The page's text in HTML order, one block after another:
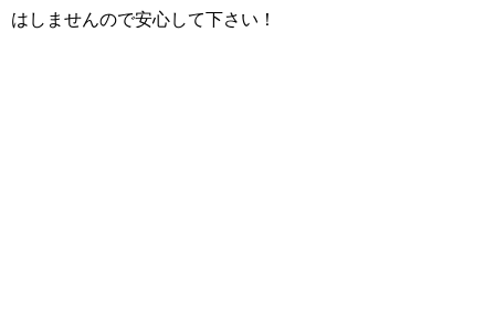
はしませんので安心して下さい！